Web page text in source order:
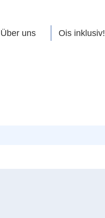
Über uns Ois inklusiv!